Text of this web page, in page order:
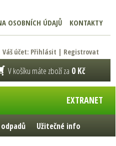
OSOBNÍCH ÚDAJŮ KONTAKTY
Váš účet: Přihlásit | Registrovat
V košíku máte zboží za 0 Kč
EXTRANET
Užitečné info